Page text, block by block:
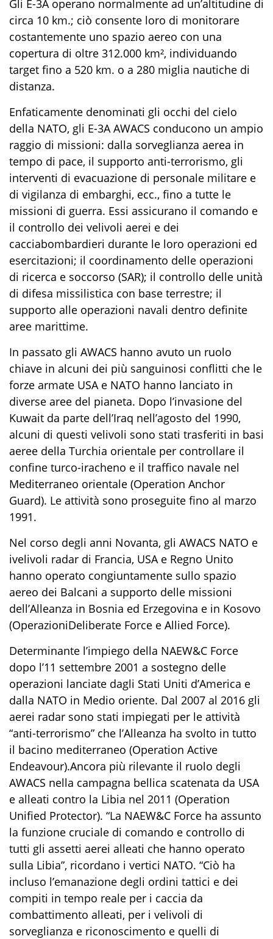
Gli E-3A operano normalmente ad un’altitudine di
circa 10 km.; ciò consente loro di monitorare
costantemente uno spazio aereo con una
copertura di oltre 312.000 km², individuando
target fino a 520 km. o a 280 miglia nautiche di
distanza.
Enfaticamente denominati gli occhi del cielo
della NATO, gli E-3A AWACS conducono un ampio
raggio di missioni: dalla sorveglianza aerea in
tempo di pace, il supporto anti-terrorismo, gli
interventi di evacuazione di personale militare e
di vigilanza di embarghi, ecc., fino a tutte le
missioni di guerra. Essi assicurano il comando e
il controllo dei velivoli aerei e dei
cacciabombardieri durante le loro operazioni ed
esercitazioni; il coordinamento delle operazioni
di ricerca e soccorso (SAR); il controllo delle unità
di difesa missilistica con base terrestre; il
supporto alle operazioni navali dentro definite
aree marittime.
In passato gli AWACS hanno avuto un ruolo
chiave in alcuni dei più sanguinosi conflitti che le
forze armate USA e NATO hanno lanciato in
diverse aree del pianeta. Dopo l’invasione del
Kuwait da parte dell’Iraq nell’agosto del 1990,
alcuni di questi velivoli sono stati trasferiti in basi
aeree della Turchia orientale per controllare il
confine turco-iracheno e il traffico navale nel
Mediterraneo orientale (Operation Anchor
Guard). Le attività sono proseguite fino al marzo
1991.
Nel corso degli anni Novanta, gli AWACS NATO e
ivelivoli radar di Francia, USA e Regno Unito
hanno operato congiuntamente sullo spazio
aereo dei Balcani a supporto delle missioni
dell’Alleanza in Bosnia ed Erzegovina e in Kosovo
(OperazioniDeliberate Force e Allied Force).
Determinante l’impiego della NAEW&C Force
dopo l’11 settembre 2001 a sostegno delle
operazioni lanciate dagli Stati Uniti d’America e
dalla NATO in Medio oriente. Dal 2007 al 2016 gli
aerei radar sono stati impiegati per le attività
“anti-terrorismo” che l’Alleanza ha svolto in tutto
il bacino mediterraneo (Operation Active
Endeavour).Ancora più rilevante il ruolo degli
AWACS nella campagna bellica scatenata da USA
e alleati contro la Libia nel 2011 (Operation
Unified Protector). “La NAEW&C Force ha assunto
la funzione cruciale di comando e controllo di
tutti gli assetti aerei alleati che hanno operato
sulla Libia”, ricordano i vertici NATO. “Ciò ha
incluso l’emanazione degli ordini tattici e dei
compiti in tempo reale per i caccia da
combattimento alleati, per i velivoli di
sorveglianza e riconoscimento e quelli di